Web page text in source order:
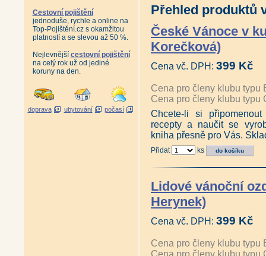
Cestovní pojištění
jednoduše, rychle a online na
Top-Pojištění.cz s okamžitou
platností a se slevou až 50 %.
Nejlevnější cestovní pojištění
na celý rok už od jediné
koruny na den.
doprava ubytování počasí
Únor 2024| Leden 2024|
Srpen 2023
Duben 2023 |Březen 2023|
Listopad 2022|Říjen 2022|
Červen 2022|Květen 2022
Leden 2022|Prosinec 2021
Srpen 2021|Červenec 2021
Říjen 2020 |Září 2020|
Květen 2020|Duben 2020|
Prosinec 2019| Listopad
Červenec 2019
|Červen
Únor 2019|Leden 2019|
Září 2018|Srpen 2018 |
Duben 2018| Březen 2018|
Listopad 2017
Říjen 2017
Leden 2017|Prosinec 2016
Srpen 2016
Červen 2016
Únor 2016|Leden 2016
Přehled produktů
České Vánoce v
Korečková)
Cena vč. DPH: 399 Kč
Cena pro členy klubu typu
Cena pro členy klubu typu
Chcete-li si
recepty a naučit se
kniha přesně pro Vás.
Přidat ks
Lidové vánoční
Herynek)
Cena vč. DPH: 399 Kč
Cena pro členy klubu typu